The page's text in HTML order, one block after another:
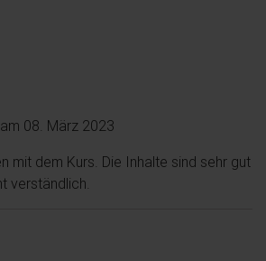
am 08. März 2023
mit dem Kurs. Die Inhalte sind sehr gut
verständlich.